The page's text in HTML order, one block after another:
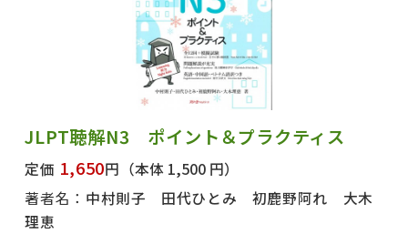
JLPT聴解N3 ポイント＆プラクティス
定価 1,650円 （本体 1,500 円）
著者名： 中村則子 田代ひとみ 初鹿野阿れ 大木
理恵